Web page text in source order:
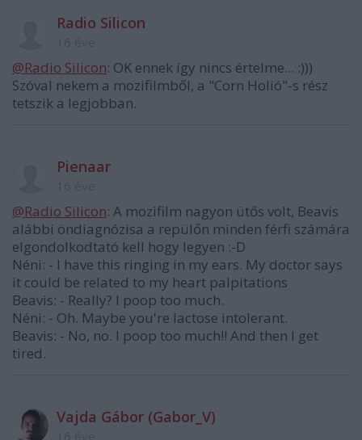
Radio Silicon
@Radio Silicon: OK ennek így nincs értelme... :)))
Szóval nekem a mozifilmből, a "Corn Holió"-s rész
tetszik a legjobban.
Pienaar
@Radio Silicon: A mozifilm nagyon ütős volt, Beavis
alábbi öndiagnózisa a repülőn minden férfi számára
elgondolkodtató kell hogy legyen :-D
Néni: - I have this ringing in my ears. My doctor says
it could be related to my heart palpitations
Beavis: - Really? I poop too much.
Néni: - Oh. Maybe you're lactose intolerant.
Beavis: - No, no. I poop too much!! And then I get
tired.
Vajda Gábor (Gabor_V)